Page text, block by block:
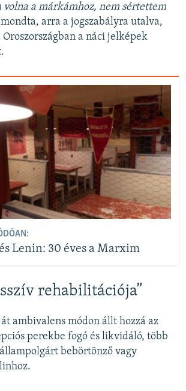
volna a márkámhoz, nem sértettem
mondta, arra a jogszabályra utalva,
a náci jelképek
Lenin: 30 éves a Marxim
rehabilitációja”
ambivalens módon állt hozzá az
perekbe fogó és likvidáló, több
bebörtönző vagy